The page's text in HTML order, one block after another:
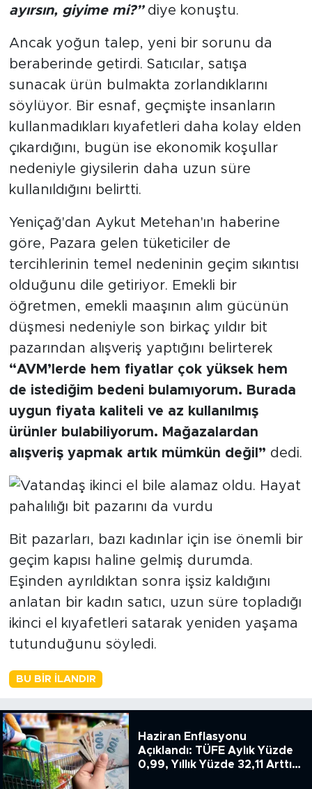
ayırsın, giyime mi?”diye konuştu.
Ancak yoğun talep, yeni bir sorunu da
beraberinde getirdi. Satıcılar, satışa
sunacak ürün bulmakta zorlandıklarını
söylüyor. Bir esnaf, geçmişte insanların
kullanmadıkları kıyafetleri daha kolay elden
çıkardığını, bugün ise ekonomik koşullar
nedeniyle giysilerin daha uzun süre
kullanıldığını belirtti.
Yeniçağ'dan Aykut Metehan'ın haberine
göre, Pazara gelen tüketiciler de
tercihlerinin temel nedeninin geçim sıkıntısı
olduğunu dile getiriyor. Emekli bir
öğretmen, emekli maaşının alım gücünün
düşmesi nedeniyle son birkaç yıldır bit
pazarından alışveriş yaptığını belirterek
“AVM’lerde hem fiyatlar çok yüksek hem
de istediğim bedeni bulamıyorum. Burada
uygun fiyata kaliteli ve az kullanılmış
ürünler bulabiliyorum. Mağazalardan
alışveriş yapmak artık mümkün değil” dedi.
Bit pazarları, bazı kadınlar için ise önemli bir
geçim kapısı haline gelmiş durumda.
Eşinden ayrıldıktan sonra işsiz kaldığını
anlatan bir kadın satıcı, uzun süre topladığı
ikinci el kıyafetleri satarak yeniden yaşama
tutunduğunu söyledi.
BU BIR İLANDIR
Haziran Enflasyonu
Açıklandı: TÜFE Aylık Yüzde
0,99, Yıllık Yüzde 32,11 Arttı,